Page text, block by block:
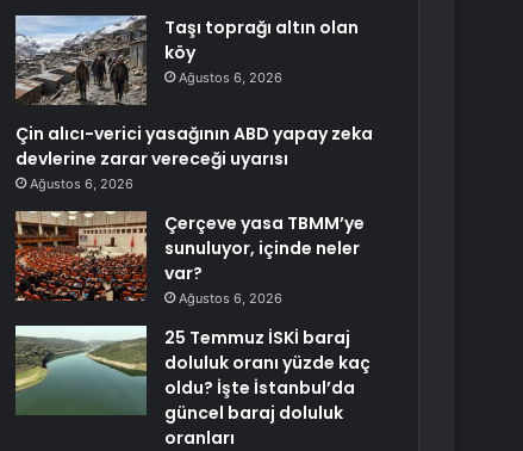
Taşı toprağı altın olan
köy
Ağustos 6, 2026
Çin alıcı-verici yasağının ABD yapay zeka
devlerine zarar vereceği uyarısı
Ağustos 6, 2026
Çerçeve yasa TBMM’ye
sunuluyor, içinde neler
var?
Ağustos 6, 2026
25 Temmuz İSKİ baraj
doluluk oranı yüzde kaç
oldu? İşte İstanbul’da
güncel baraj doluluk
oranları